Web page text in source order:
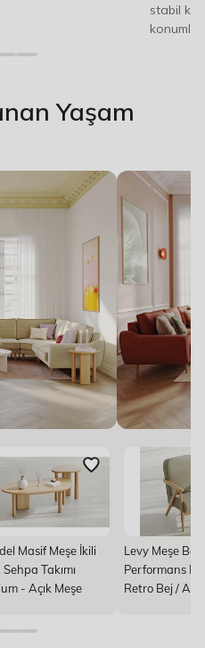
stabil
Yaşam
Masif Meşe İkili
Takımı
- Açık Meşe
Levy Meşe
Performans
Retro Bej / Açık